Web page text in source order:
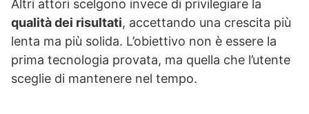
Altri attori scelgono invece di privilegiare la
qualità dei risultati, accettando una crescita più
lenta ma più solida. L’obiettivo non è essere la
prima tecnologia provata, ma quella che l’utente
sceglie di mantenere nel tempo.